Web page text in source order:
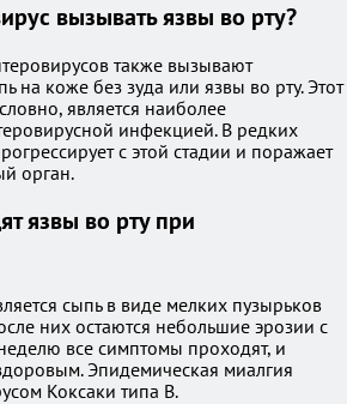
вызывать язвы во рту?
также вызывают
на коже без зуда или язвы во рту. Этот
является наиболее
инфекцией. В редких
с этой стадии и поражает
орган.
язвы во рту при
сыпь в виде мелких пузырьков
них остаются небольшие эрозии с
все симптомы проходят, и
Эпидемическая миалгия
Коксаки типа В.